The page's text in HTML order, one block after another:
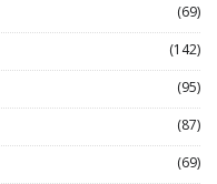
(69)
(142)
(95)
(87)
(69)